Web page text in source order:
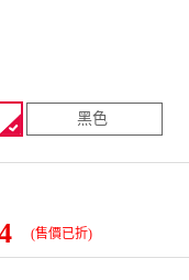
黑色
(售價已折)